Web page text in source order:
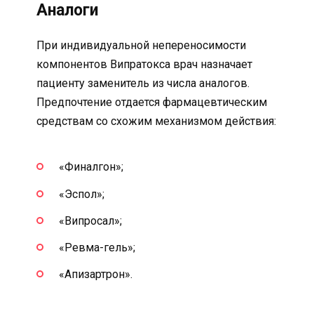
Аналоги
При индивидуальной непереносимости
компонентов Випратокса врач назначает
пациенту заменитель из числа аналогов.
Предпочтение отдается фармацевтическим
средствам со схожим механизмом действия:
«Финалгон»;
«Эспол»;
«Випросал»;
«Ревма-гель»;
«Апизартрон».